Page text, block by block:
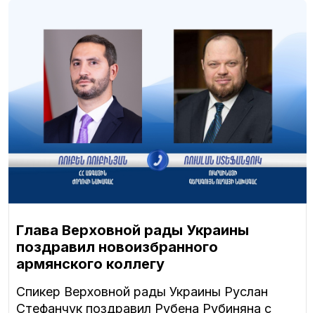
Глава Верховной рады Украины
поздравил новоизбранного
армянского коллегу
Спикер Верховной рады Украины Руслан
Стефанчук поздравил Рубена Рубиняна с